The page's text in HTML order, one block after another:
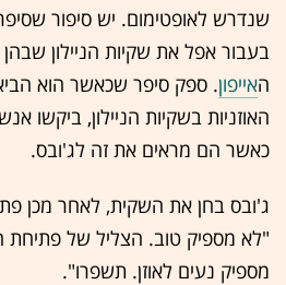
שנדרש לאופטימום. יש סיפור
בעבור אפל את שקיות הניילון
האייפון. ספק סיפר שכאשר הוא
האוזניות בשקיות הניילון, ביקשו
כאשר הם מראים את זה לג'ובס.
ג'ובס בחן את השקית, לאחר מכן
"לא מספיק טוב. הצליל של פתיחת
מספיק נעים לאוזן. תשפרו".